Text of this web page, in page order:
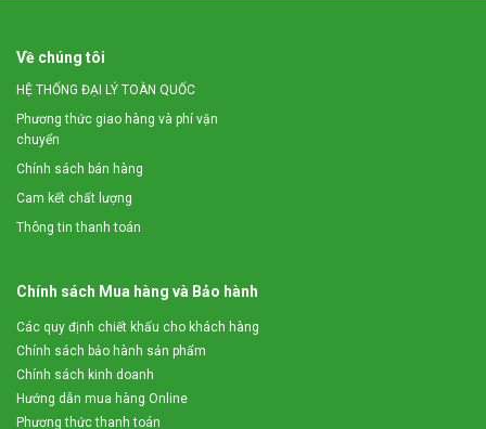
thức ăn.
Ngoài ra, cỏ voi và mía là hai loại thực phẩm cứng, nếu băm
bằng tay sẽ vô cùng mất sức và dẫn đến nhức mỏi, phồng rộp
bàn tay. Một số khó khăn khác mà bà con có thể gặp phải nữa
Sản phẩm không đồng đều.
Vật nuôi khó ăn, khó tiêu hóa.
Dễ gặp các tai nạn.
Kinh tế chậm phát triển.
Về chúng tôi
HỆ THỐNG ĐẠI LÝ TOÀN QUỐC
Phương thức giao hàng và phí vận
chuyển
Chính sách bán hàng
Cam kết chất lượng
Thông tin thanh toán
Chính sách Mua hàng và Bảo hành
Các quy định chiết khấu cho khách hàng
Chính sách bảo hành sản phẩm
Chính sách kinh doanh
Hướng dẫn mua hàng Online
Phương thức thanh toán